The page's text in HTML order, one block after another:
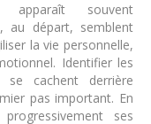
apparaît souvent
au départ, semblent
la vie personnelle,
Identifier les
cachent derrière
pas important. En
ses